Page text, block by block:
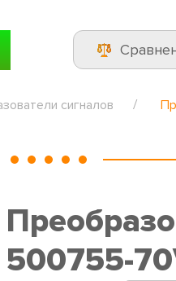
сигналов
500755-